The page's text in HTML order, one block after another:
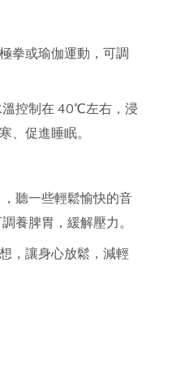
拳或瑜伽運動，可調
控制在 40℃左右，浸
、促進睡眠。
聽一些輕鬆愉快的音
養脾胃，緩解壓力。
，讓身心放鬆，減輕